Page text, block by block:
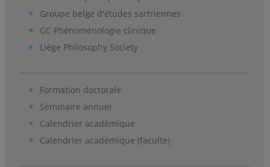
Groupe belge d'études sartriennes
GC Phénoménologie clinique
Liège Philosophy Society
Formation doctorale
Séminaire annuel
Calendrier académique
Calendrier académique (faculté)